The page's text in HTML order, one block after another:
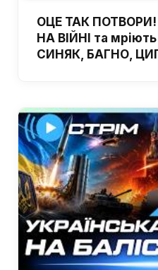
ОЦЕ ТАК
НА ВІЙНІ та
СИНЯК, БАГНО,